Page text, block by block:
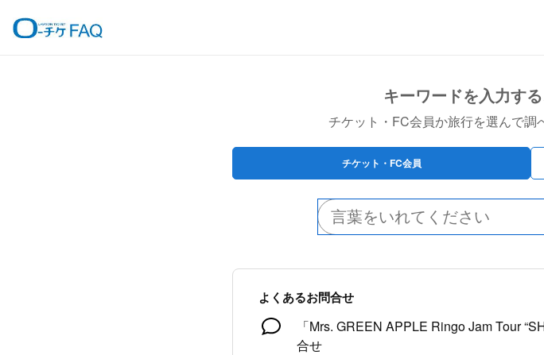
キーワードを入力す
チケット・FC会員か旅行を選んで
チケット・FC会員
よくあるお問合せ
「Mrs. GREEN APPLE Ringo Jam Tour
合せ